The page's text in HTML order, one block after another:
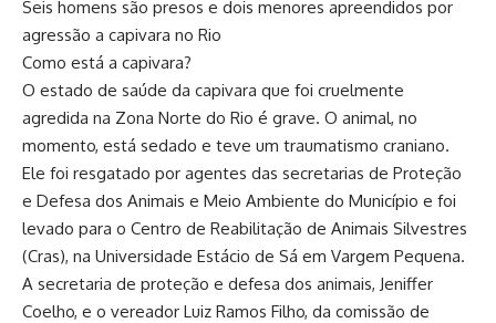
Seis homens são presos e dois menores apreendidos por
agressão a capivara no Rio
Como está a capivara?
O estado de saúde da capivara que foi cruelmente
agredida na Zona Norte do Rio é grave. O animal, no
momento, está sedado e teve um traumatismo craniano.
Ele foi resgatado por agentes das secretarias de Proteção
e Defesa dos Animais e Meio Ambiente do Município e foi
levado para o Centro de Reabilitação de Animais Silvestres
(Cras), na Universidade Estácio de Sá em Vargem Pequena.
A secretaria de proteção e defesa dos animais, Jeniffer
Coelho, e o vereador Luiz Ramos Filho, da comissão de